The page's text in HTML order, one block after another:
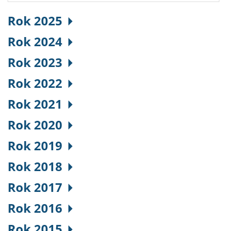
Rok 2025
Rok 2024
Rok 2023
Rok 2022
Rok 2021
Rok 2020
Rok 2019
Rok 2018
Rok 2017
Rok 2016